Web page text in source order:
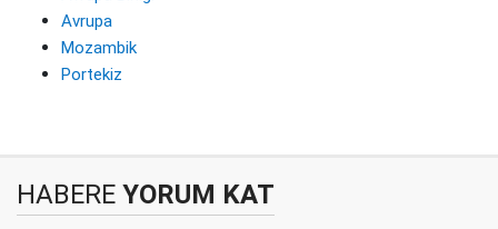
Avrupa
Mozambik
Portekiz
HABERE YORUM KAT